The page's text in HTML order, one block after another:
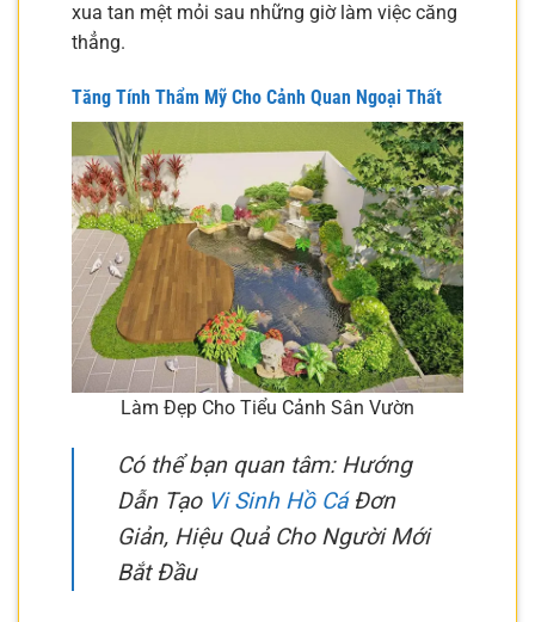
xua tan mệt mỏi sau những giờ làm việc căng
thẳng.
Tăng Tính Thẩm Mỹ Cho Cảnh Quan Ngoại Thất
Làm Đẹp Cho Tiểu Cảnh Sân Vườn
Có thể bạn quan tâm: Hướng
Dẫn Tạo Vi Sinh Hồ CáĐơn
Giản, Hiệu Quả Cho Người Mới
Bắt Đầu